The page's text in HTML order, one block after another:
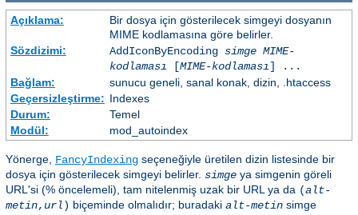
Açıklama:
Bir dosya için gösterilecek simgeyi dosyanın
MIME kodlamasına göre belirler.
Sözdizimi:
AddIconByEncoding simge MIME-
kodlaması [MIME-kodlaması] ...
Bağlam:
sunucu geneli, sanal konak, dizin, .htaccess
Geçersizleştirme: Indexes
Durum:
Temel
Modül:
mod_autoindex
Yönerge, FancyIndexing seçeneğiyle üretilen dizin listesinde bir
dosya için gösterilecek simgeyi belirler. simge ya simgenin göreli
URL'si (% öncelemeli), tam nitelenmiş uzak bir URL ya da (alt-
metin, url) biçeminde olmalıdır; buradaki alt-metin simge